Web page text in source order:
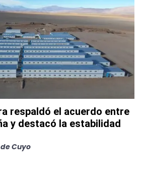
respaldó el acuerdo entre
y destacó la estabilidad
Cuyo